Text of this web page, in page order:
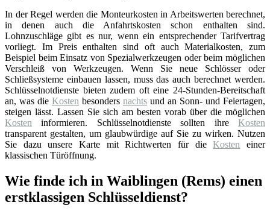
In der Regel werden die Monteurkosten in Arbeitswerten berechnet,
in denen auch die Anfahrtskosten schon enthalten sind.
Lohnzuschläge gibt es nur, wenn ein entsprechender Tarifvertrag
vorliegt. Im Preis enthalten sind oft auch Materialkosten, zum
Beispiel beim Einsatz von Spezialwerkzeugen oder beim möglichen
Verschleiß von Werkzeugen. Wenn Sie neue Schlösser oder
Schließsysteme einbauen lassen, muss das auch berechnet werden.
Schlüsselnotdienste bieten zudem oft eine 24-Stunden-Bereitschaft
an, was die Kosten besonders nachts und an Sonn- und Feiertagen,
steigen lässt. Lassen Sie sich am besten vorab über die möglichen
Kosten informieren. Schlüsselnotdienste sollten ihre Kosten
transparent gestalten, um glaubwürdige auf Sie zu wirken. Nutzen
Sie dazu unsere Karte mit Richtwerten für dieKosten einer
klassischen Türöffnung.
Wie finde ich in Waiblingen (Rems) einen
erstklassigen Schlüsseldienst?